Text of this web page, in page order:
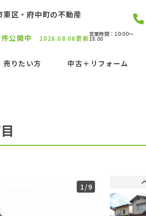
東区・府中町の不動産
件公開中 2026.08.06更新
営業時間：10:00〜
18:00
売りたい方 中古＋リフォーム
1/9